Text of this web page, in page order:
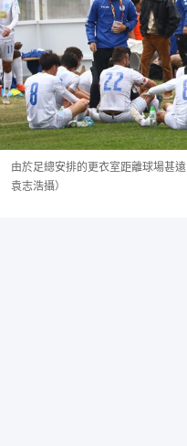
由於足總安排的更衣室距離球場甚
袁志浩攝）